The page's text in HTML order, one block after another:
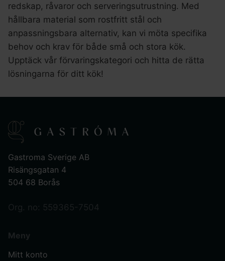
redskap, råvaror och serveringsutrustning. Med
hållbara material som rostfritt stål och
anpassningsbara alternativ, kan vi möta specifika
behov och krav för både små och stora kök.
Upptäck vår förvaringskategori och hitta de rätta
lösningarna för ditt kök!
Gastroma Sverige AB
Risängsgatan 4
504 68 Borås
Org. no: 559365-7504
Meny
Mitt konto